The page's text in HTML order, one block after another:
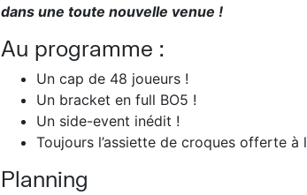
dans une toute nouvelle venue !
Au programme :
Un cap de 48 joueurs !
Un bracket en full BO5 !
Un side-event inédit !
Toujours l’assiette de croques offerte à
Planning